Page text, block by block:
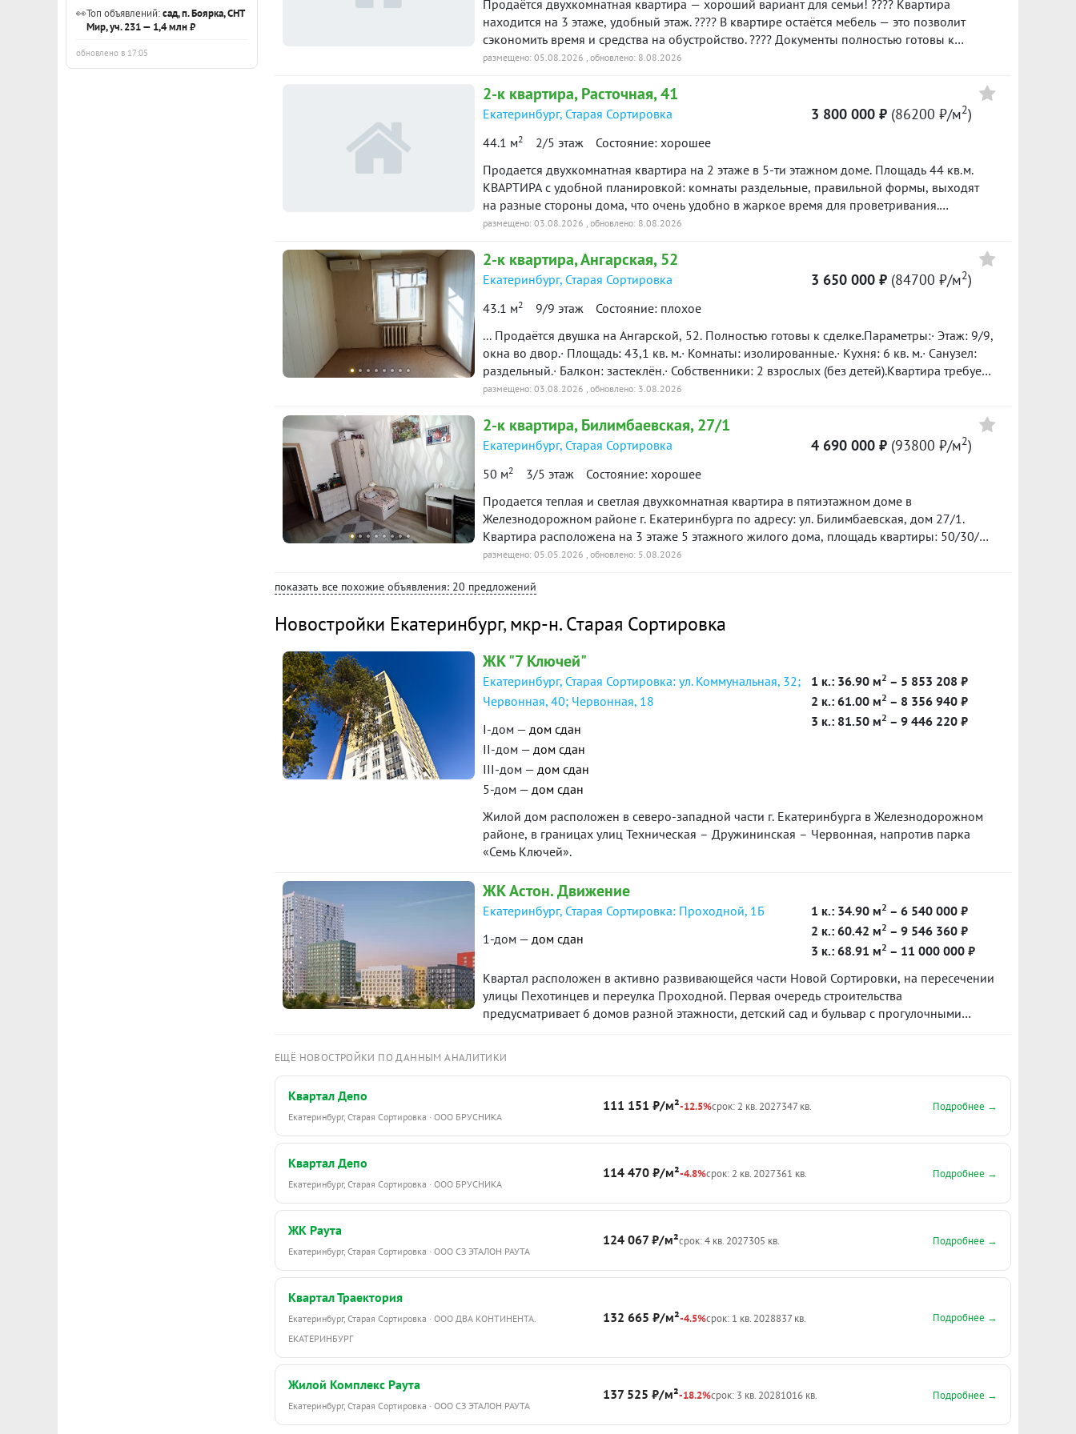
👀Топ объявлений:сад, п. Боярка, СНТ
Мир, уч. 231 — 1,4 млн ₽
обновлено в 17:05
Продаётся двухкомнатная квартира — хороший вариант для семьи! ???? Квартира
находится на 3 этаже, удобный этаж. ???? В квартире остаётся мебель — это позволит
сэкономить время и средства на обустройство. ???? Документы полностью готовы к
сделке — процесс пройдёт оперативно. ???? Район со сложившейся инфраструктурой —
134 и школа № 83; детские сады — удобно для семей с детьми; магазины и супермаркеты
— для повседневных покупок; аптеки — всё нужное всегда под рукой; остановки
общественного транспорта — легко добраться в любую часть города; поликлиники и
медицинские центры — для заботы о здоровье; зелёные зоны и места для прогулок —
приятные локации для отдыха с семьёй. ???? Во дворе есть места для парковки
автомобиля. Квартира подойдёт тем, кто хочет вложить силы в создание своего
пространства: здесь можно реализовать собственные идеи по обустройству. ???? Звоните
или пишите — с радостью отвечу на все вопросы и организую показ! ID объекта в нашей
базе: 7731
размещено: 05.08.2026 , обновлено: 8.08.2026
2-к квартира, Расточная, 41
Екатеринбург, Старая Сортировка
44.1 м2 2/5 этаж Состояние: хорошее
3 800 000 ₽ (86200 ₽/м2)
Продается двухкомнатная квартира на 2 этаже в 5-ти этажном доме. Площадь 44 кв.м.
КВАРТИРА с удобной планировкой: комнаты раздельные, правильной формы, выходят
на разные стороны дома, что очень удобно в жаркое время для проветривания.
Установлены приборы учета ХВС, ГВС, электроэнергии. ДОМ: панельный, очень теплый.
Сортировка. До центра легко добраться на машине за 15-20 минут. Удобный выезд на
ЕКАД и Серовский тракт. Район развит – очень хорошая инфраструктура. Рядом с домом
ЮРИДИЧЕСКАЯ ЧИСТОТА: Обременений нет. Документы готовы. ID объекта в нашей базе:
10648
размещено: 03.08.2026 , обновлено: 8.08.2026
2-к квартира, Ангарская, 52
Екатеринбург, Старая Сортировка
43.1 м2 9/9 этаж Состояние: плохое
3 650 000 ₽ (84700 ₽/м2)
... Продаётся двушка на Ангарской, 52. Полностью готовы к сделке.Параметры:· Этаж: 9/9,
окна во двор.· Площадь: 43,1 кв. м.· Комнаты: изолированные.· Кухня: 6 кв. м.· Санузел:
раздельный.· Балкон: застеклён.· Собственники: 2 взрослых (без детей).Квартира требует
ремонта — отличная возможность сделать ремонт на свой вкус. Инфраструктура развита:
торг. Звоните, договоримся! ID объекта в нашей базе: 7454
размещено: 03.08.2026 , обновлено: 3.08.2026
2-к квартира, Билимбаевская, 27/1
Екатеринбург, Старая Сортировка
50 м2 3/5 этаж Состояние: хорошее
4 690 000 ₽ (93800 ₽/м2)
Продается теплая и светлая двухкомнатная квартира в пятиэтажном доме в
Железнодорожном районе г. Екатеринбурга по адресу: ул. Билимбаевская, дом 27/1.
Квартира расположена на 3 этаже 5 этажного жилого дома, площадь квартиры: 50/30/8
кв.м.. Санузел раздельный, балкон, входная сейф-дверь. Окна на разные стороны. Во
122. В то же время, расположившись в глубине тихого квартала в отдалении от проезжей
развитой инфраструктурой: рядом детские сады, школы, остановки общественного
общественного транспорта. Документы готовы. 1 собственник. Возможна продажа по
Ипотечной программе или с использованием Материнского капитала. Показ по
предварительной договоренности. Ждем Ваших звонков.
размещено: 05.05.2026 , обновлено: 5.08.2026
показать все похожие объявления: 20 предложений
Новостройки Екатеринбург,мкр-н. Старая Сортировка
ЖК "7 Ключей"
Екатеринбург, Старая Сортировка: ул. Коммунальная, 32;
Червонная, 40; Червонная, 18
I-дом — дом сдан
II-дом — дом сдан
III-дом — дом сдан
5-дом — дом сдан
1 к.: 36.90 м2 – 5 853 208 ₽
2 к.: 61.00 м2 – 8 356 940 ₽
3 к.: 81.50 м2 – 9 446 220 ₽
Жилой дом расположен в северо-западной части г. Екатеринбурга в Железнодорожном
районе, в границах улиц Техническая – Дружининская – Червонная, напротив парка
«Семь Ключей».
ЖК Астон. Движение
Екатеринбург, Старая Сортировка: Проходной, 1Б
1-дом — дом сдан
1 к.: 34.90 м2 – 6 540 000 ₽
2 к.: 60.42 м2 – 9 546 360 ₽
3 к.: 68.91 м2 – 11 000 000 ₽
Квартал расположен в активно развивающейся части Новой Сортировки, на пересечении
улицы Пехотинцев и переулка Проходной. Первая очередь строительства
предусматривает 6 домов разной этажности, детский сад и бульвар с прогулочными
пространствами, скверами и кафе, местами для отдыха и детских игр.
ЕЩЁ НОВОСТРОЙКИ ПО ДАННЫМ АНАЛИТИКИ
Квартал Депо
Екатеринбург, Старая Сортировка · ООО БРУСНИКА
111 151 ₽/м²-12.5%срок: 2 кв. 2027347 кв. Подробнее →
Квартал Депо
Екатеринбург, Старая Сортировка · ООО БРУСНИКА
114 470 ₽/м²-4.8%срок: 2 кв. 2027361 кв. Подробнее →
ЖК Раута
Екатеринбург, Старая Сортировка · ООО СЗ ЭТАЛОН РАУТА
124 067 ₽/м²срок: 4 кв. 2027305 кв. Подробнее →
Квартал Траектория
Екатеринбург, Старая Сортировка · ООО ДВА КОНТИНЕНТА.
ЕКАТЕРИНБУРГ
132 665 ₽/м²-4.5%срок: 1 кв. 2028837 кв. Подробнее →
Жилой Комплекс Раута
Екатеринбург, Старая Сортировка · ООО СЗ ЭТАЛОН РАУТА
137 525 ₽/м²-18.2%срок: 3 кв. 20281016 кв. Подробнее →